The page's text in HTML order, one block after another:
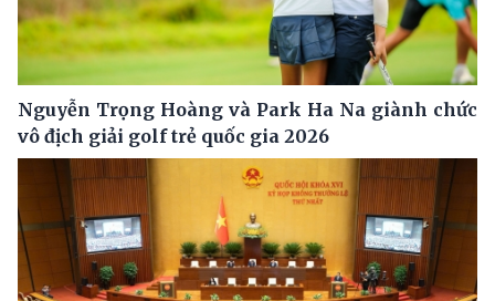
Nguyễn Trọng Hoàng và Park Ha Na giành chức
vô địch giải golf trẻ quốc gia 2026